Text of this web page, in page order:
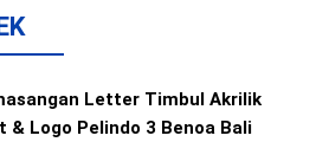
Letter Timbul Akrilik
& Logo Pelindo 3 Benoa Bali